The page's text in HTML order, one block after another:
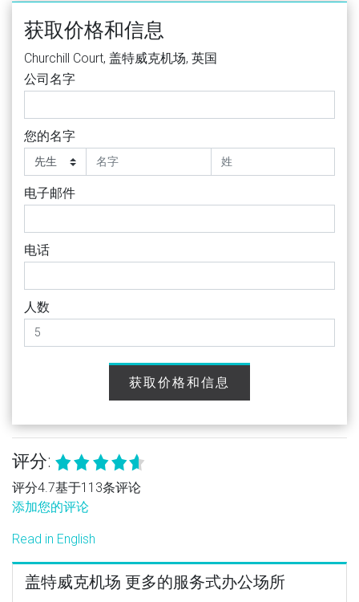
获取价格和信息
Churchill Court, 盖特威克机场, 英国
公司名字
您的名字
电子邮件
电话
人数
获取价格和信息
评分:
评分4.7基于113条评论
添加您的评论
Read in English
盖特威克机场 更多的服务式办公场所